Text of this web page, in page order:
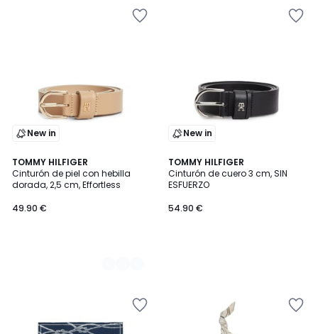
New in
TOMMY HILFIGER
Cinturón de piel con hebilla
dorada, 2,5 cm, Effortless
€.
49.90 €
2
Colores
New in
TOMMY HILFIGER
Cinturón de cuero 3 cm, SIN
ESFUERZO
54.90 €